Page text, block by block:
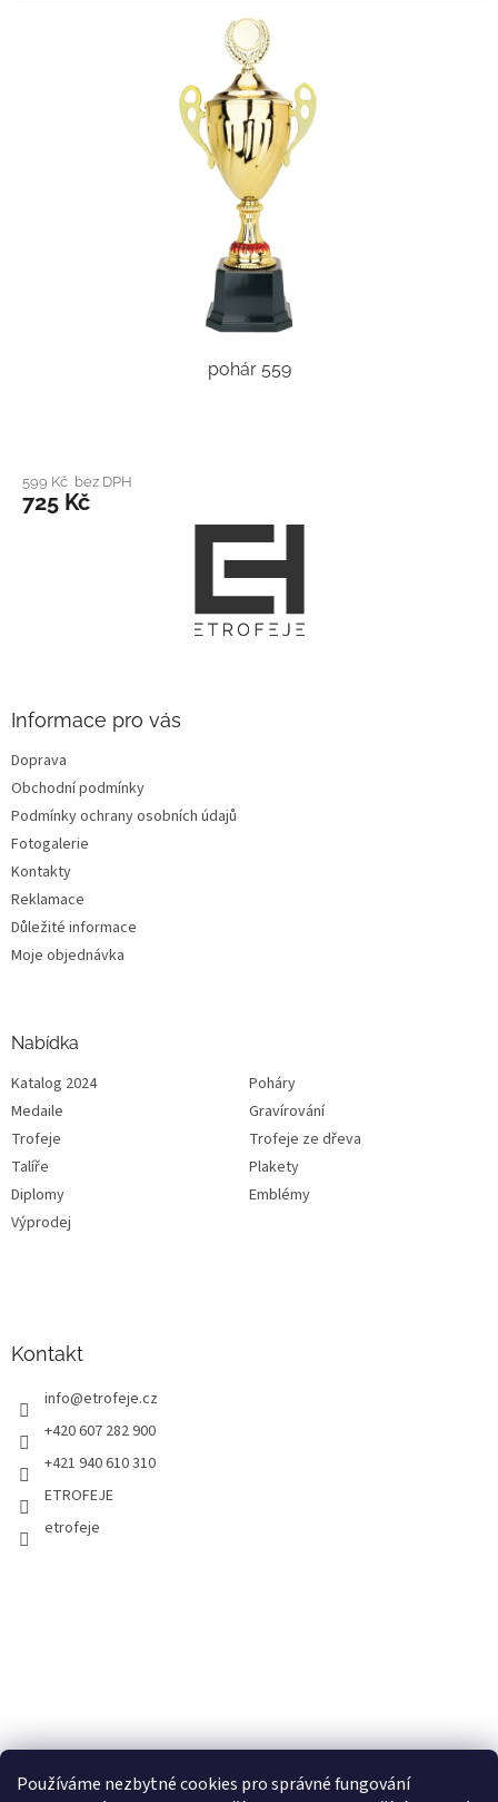
Používáme nezbytné cookies pro správné fungování
pohár 559
599 Kč bez DPH
725 Kč
Informace pro vás
Doprava
Obchodní podmínky
Podmínky ochrany osobních údajů
Fotogalerie
Kontakty
Reklamace
Důležité informace
Moje objednávka
Nabídka
Katalog 2024
Poháry
Medaile
Gravírování
Trofeje
Trofeje ze dřeva
Talíře
Plakety
Diplomy
Emblémy
Výprodej
Kontakt
info@etrofeje.cz
+420 607 282 900
+421 940 610 310
ETROFEJE
etrofeje